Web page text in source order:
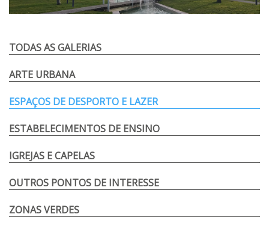
TODAS AS GALERIAS
ARTE URBANA
ESPAÇOS DE DESPORTO E LAZER
ESTABELECIMENTOS DE ENSINO
IGREJAS E CAPELAS
OUTROS PONTOS DE INTERESSE
ZONAS VERDES